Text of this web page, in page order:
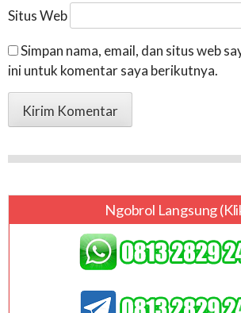
Situs Web
Simpan nama, email, dan situs web
ini untuk komentar saya berikutnya.
Ngobrol Langsung